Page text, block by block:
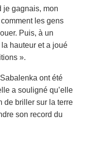
je gagnais, mon
les gens
Puis, à un
hauteur et a joué
».
ont été
a souligné qu’elle
de briller sur la terre
son record du